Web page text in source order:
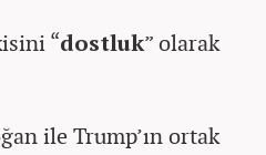
“dostluk” olarak
ile Trump’ın ortak